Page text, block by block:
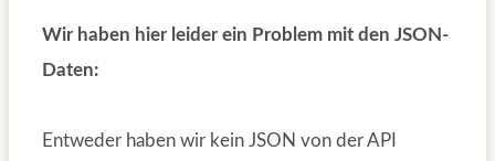
Wir haben hier leider ein Problem mit den JSON-
Daten:
Entweder haben wir kein JSON von der API